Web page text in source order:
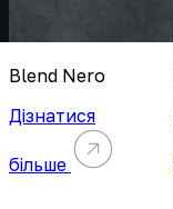
Blend Nero
Дізнатися
більше